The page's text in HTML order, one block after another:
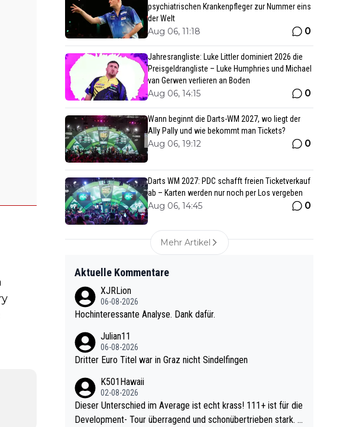
psychiatrischen Krankenpfleger zur Nummer eins
der Welt
Aug 06, 11:18 0
Jahresrangliste: Luke Littler dominiert 2026 die
Preisgeldrangliste – Luke Humphries und Michael
van Gerwen verlieren an Boden
Aug 06, 14:15 0
Wann beginnt die Darts-WM 2027, wo liegt der
Ally Pally und wie bekommt man Tickets?
Aug 06, 19:12 0
Darts WM 2027: PDC schafft freien Ticketverkauf
ab – Karten werden nur noch per Los vergeben
Aug 06, 14:45 0
Mehr Artikel
Aktuelle Kommentare
XJRLion
06-08-2026
Hochinteressante Analyse. Dank dafür.
Julian11
06-08-2026
Dritter Euro Titel war in Graz nicht Sindelfingen
K501Hawaii
02-08-2026
Dieser Unterschied im Average ist echt krass! 111+ ist für die
Development- Tour überragend und schonübertrieben stark. U